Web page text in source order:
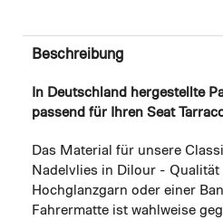
Beschreibung
In Deutschland hergestellte
passend für Ihren Seat
Das Material für unsere
Nadelvlies in Dilour - Qualität
Hochglanzgarn oder einer
Fahrermatte ist wahlweise